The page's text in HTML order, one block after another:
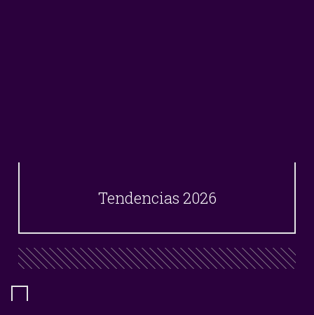
Tendencias 2026